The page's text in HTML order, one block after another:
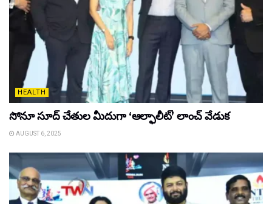
HEALTH
సోనూ సూద్ చేతుల మీదుగా ‘ఆల్ఫాలీట్’ లాంచ్ వేడుక
AUGUST 6, 2025